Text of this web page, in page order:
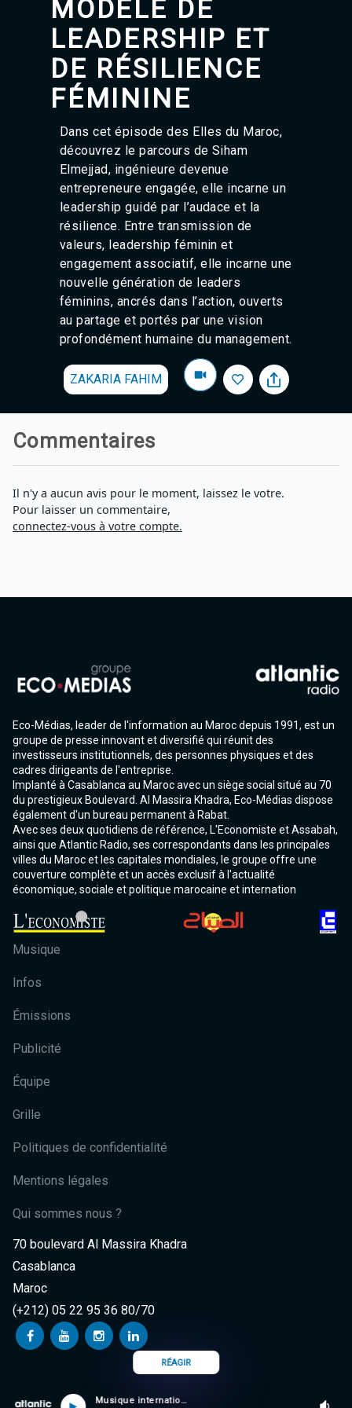
Agadir 99.7 Hz
Tanger 103.3 Hz
Tétouan 87.8 Hz
Fès 98.8 Hz
Meknès 97.2 Hz
El Jadida 97.3
Chefchaouen 106.4
Essaouira 96.6
Safi 92.3
Taza 103.0
Taounate 95.6
Tiznit 103.1
SkhourRhamna 92.2
Taroudant 104.9
Guelmim 91.9
Tan-Tan 95.2
Tafraout 104.9
MODÈLE DE
LEADERSHIP ET
DE RÉSILIENCE
FÉMININE
Dans cet épisode des Elles du Maroc,
découvrez le parcours de Siham
Elmejjad, ingénieure devenue
entrepreneure engagée, elle incarne un
leadership guidé par l’audace et la
résilience. Entre transmission de
valeurs, leadership féminin et
engagement associatif, elle incarne une
nouvelle génération de leaders
féminins, ancrés dans l’action, ouverts
au partage et portés par une vision
profondément humaine du management.
ZAKARIA FAHIM
Commentaires
Il n'y a aucun avis pour le moment, laissez le votre.
Pour laisser un commentaire,
connectez-vous à votre compte.
Musique internationale
RÉAGIR
Eco-Médias, leader de l'information au Maroc depuis 1991, est un
groupe de presse innovant et diversifié qui réunit des
investisseurs institutionnels, des personnes physiques et des
cadres dirigeants de l'entreprise.
Implanté à Casablanca au Maroc avec un siège social situé au 70
du prestigieux Boulevard. Al Massira Khadra, Eco-Médias dispose
également d'un bureau permanent à Rabat.
Avec ses deux quotidiens de référence, L'Economiste et Assabah,
ainsi que Atlantic Radio, ses correspondants dans les principales
villes du Maroc et les capitales mondiales, le groupe offre une
couverture complète et un accès exclusif à l'actualité
économique, sociale et politique marocaine et internation
Musique
Infos
Émissions
Publicité
Équipe
Grille
Politiques de confidentialité
Mentions légales
Qui sommes nous ?
70 boulevard Al Massira Khadra
Casablanca
Maroc
(+212) 05 22 95 36 80/70